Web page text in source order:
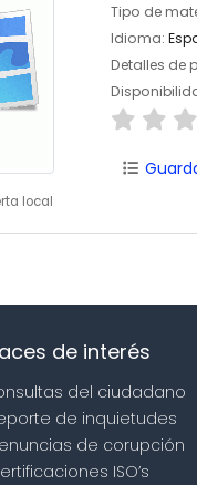
local
Tipo de
Idioma:
Detalles de
de interés
del ciudadano
de inquietudes
de corupción
ISO’s